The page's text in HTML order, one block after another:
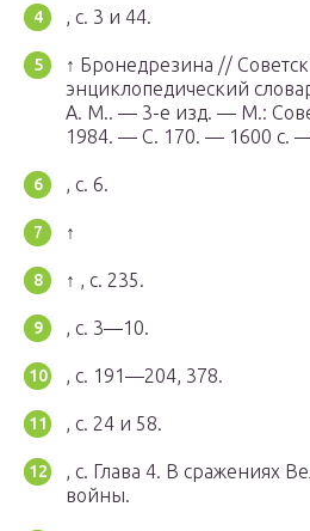
, с. 3 и 44.
↑ Бронедрезина //
энциклопедический
А. М.. — 3-е изд. — М.:
1984. — С. 170. — 1600 с.
, с. 6.
↑
↑ , с. 235.
, с. 3—10.
, с. 191—204, 378.
, с. 24 и 58.
, с. Глава 4. В сражениях
войны.